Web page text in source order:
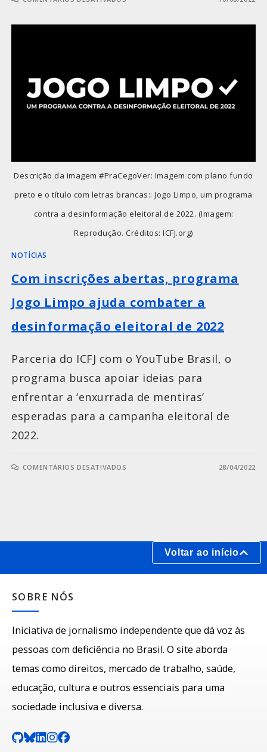
Descrição da imagem #PraCegoVer: Imagem com plano fundo
preto e o título com letras brancas:: Jogo Limpo, um programa
contra a desinformação eleitoral de 2022. (Imagem:
Reprodução. Créditos: ICFJ.org)
NOTÍCIAS
Com inscrições abertas, programa
Jogo Limpo ajuda combater a
desinformação eleitoral de 2022
Parceria do ICFJ com o YouTube Brasil, o
programa busca apoiar ideias para
enfrentar a ‘enxurrada de mentiras’
esperadas para a campanha eleitoral de
2022.
COMENTÁRIOS DESATIVADOS 28/04/2022
Voltar ao início
SOBRE NÓS
Iniciativa de jornalismo independente que dá voz às
pessoas com deficiência no Brasil. O site aborda
temas como direitos, mercado de trabalho, saúde,
educação, cultura e outros essenciais para uma
sociedade inclusiva e diversa.